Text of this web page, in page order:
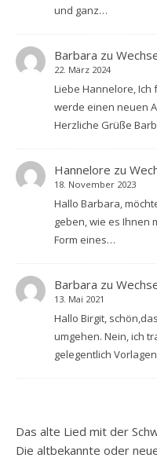
und ganz…
Barbara zu
22. März 2024
Liebe Hannelore, Ich
werde einen neuen
Herzliche Grüße
Hannelore zu
18. November 2023
Hallo Barbara,
geben, wie es Ihnen
Form eines…
Barbara zu
13. Mai 2021
Hallo Birgit,
umgehen. Nein, ich
gelegentlich
Das alte Lied mit der
Die altbekannte oder